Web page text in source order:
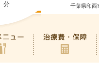
分 千葉県印西
いて
ム医療 治療メニュー